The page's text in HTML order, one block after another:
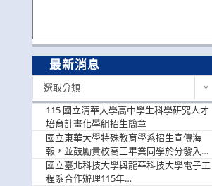
最新消息
選取分類
115 國立清華大學高中學生科學研究人才
培育計畫化學組招生簡章
國立東華大學特殊教育學系招生宣傳海
報，並鼓勵貴校高三畢業同學於分發入學
階段踴躍選填。
國立臺北科技大學與龍華科技大學電子工
程系合作辦理115年